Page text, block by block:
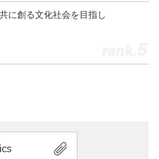
に創る文化社会を目指し